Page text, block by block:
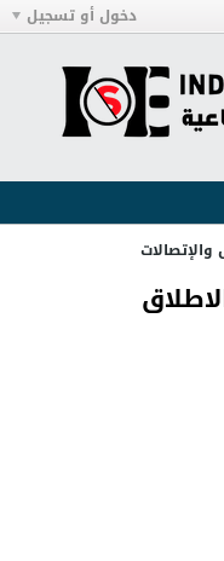
دخول أو تسجيل
والإتصالات